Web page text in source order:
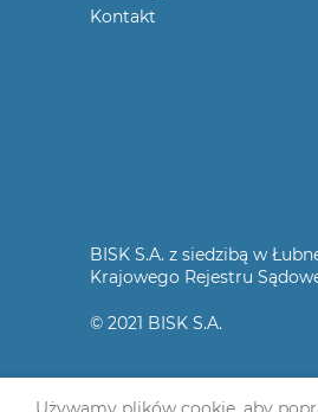
Kontakt
BISK S.A. z siedzibą w
Krajowego Rejestru
© 2021 BISK S.A.